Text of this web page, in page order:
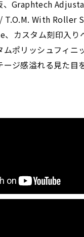
、Graphtech
T.O.M. With Roller
カスタム刻印入り
ムポリッシュフィニ
ジ感溢れる見た目